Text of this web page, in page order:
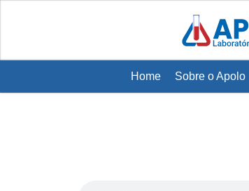
Home Sobre o Apolo